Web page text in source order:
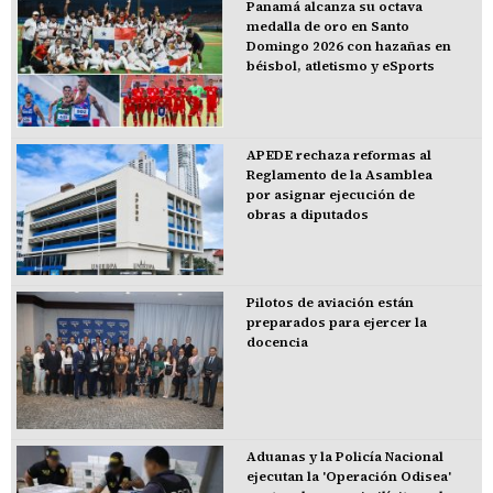
Panamá alcanza su octava
medalla de oro en Santo
Domingo 2026 con hazañas en
béisbol, atletismo y eSports
APEDE rechaza reformas al
Reglamento de la Asamblea
por asignar ejecución de
obras a diputados
Pilotos de aviación están
preparados para ejercer la
docencia
Aduanas y la Policía Nacional
ejecutan la 'Operación Odisea'